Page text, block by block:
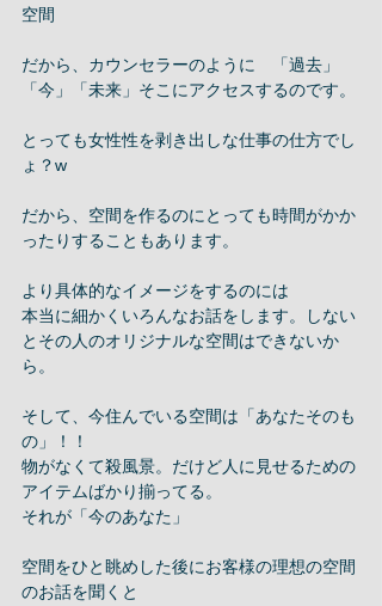
空間
だから、カウンセラーのように　「過去」
「今」「未来」そこにアクセスするのです。
とっても女性性を剥き出しな仕事の仕方でし
ょ？w
だから、空間を作るのにとっても時間がかか
ったりすることもあります。
より具体的なイメージをするのには
本当に細かくいろんなお話をします。しない
とその人のオリジナルな空間はできないか
ら。
そして、今住んでいる空間は「あなたそのも
の」！！
物がなくて殺風景。だけど人に見せるための
アイテムばかり揃ってる。
それが「今のあなた」
空間をひと眺めした後にお客様の理想の空間
のお話を聞くと